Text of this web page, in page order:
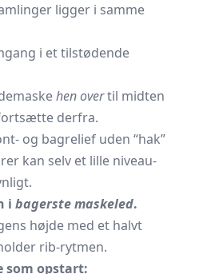
ligger i samme
i et tilstødende
hen overtil midten
derfra.
og bagrelief uden “hak”
kan selv et lille niveau­
i bagerste maskeled.
højde med et halvt
rib-rytmen.
som opstart: